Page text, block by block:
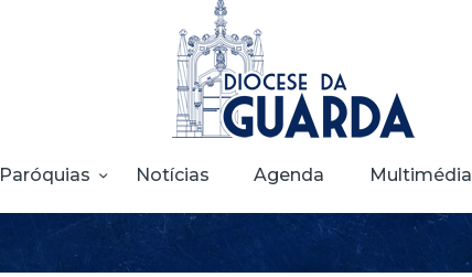
Paróquias Notícias Agenda Multimédia
DIOCESE
SECRETARIADOS
PARÓQUIAS
NOTÍCIAS